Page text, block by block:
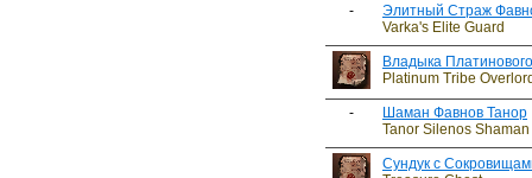
-
Элитный Страж
Varka's Elite Guard
Владыка
Platinum Tribe
-
Шаман Фавнов Танор
Tanor Silenos Shaman
Сундук с